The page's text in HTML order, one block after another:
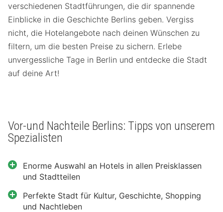
verschiedenen Stadtführungen, die dir spannende
Einblicke in die Geschichte Berlins geben. Vergiss
nicht, die Hotelangebote nach deinen Wünschen zu
filtern, um die besten Preise zu sichern. Erlebe
unvergessliche Tage in Berlin und entdecke die Stadt
auf deine Art!
Vor-und Nachteile Berlins: Tipps von unserem
Spezialisten
Enorme Auswahl an Hotels in allen Preisklassen
und Stadtteilen
Perfekte Stadt für Kultur, Geschichte, Shopping
und Nachtleben